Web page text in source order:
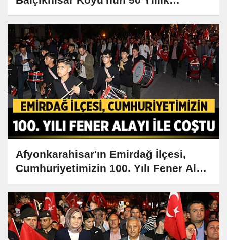
Sorununu Çözdü
Afyonkarahisar'ın Emirdağ İlçesi,
Cumhuriyetimizin 100. Yılı Fener Alayı
ile Coştu